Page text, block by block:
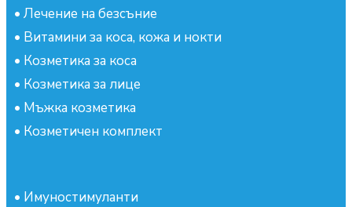
• Лечение на безсъние
• Витамини за коса, кожа и нокти
• Козметика за коса
• Козметика за лице
• Мъжка козметика
• Козметичен комплект
• Имуностимуланти